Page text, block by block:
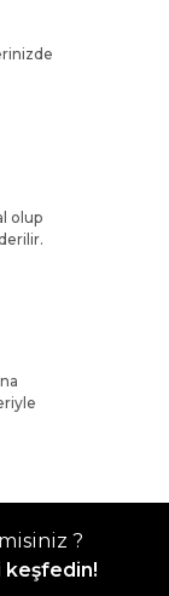
olup
?
keşfedin!